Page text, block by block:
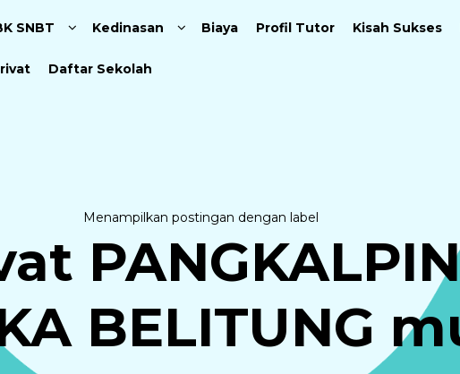
Langsung ke konten utama
SNBT Kedinasan Biaya Profil Tutor Kisah Sukses
Daftar Sekolah
Menampilkan postingan dengan label
BELITUNG